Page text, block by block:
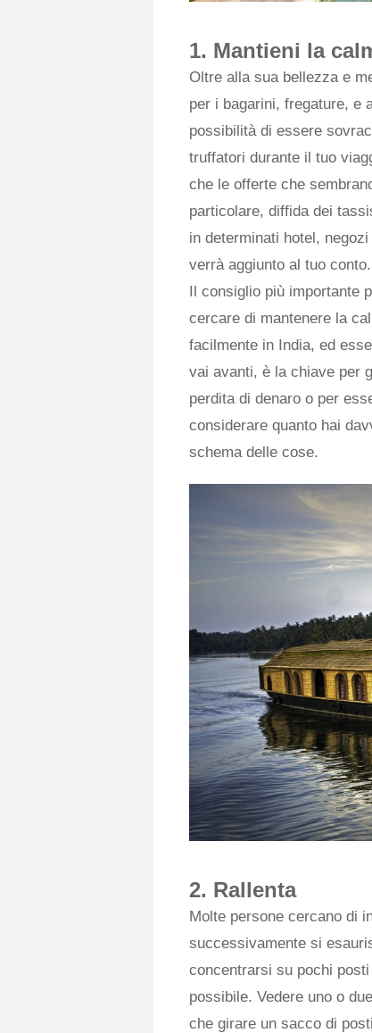
1. Mantieni la
Oltre alla sua bellezza e
per i bagarini, fregature, e
possibilità di essere
truffatori durante il tuo
che le offerte che
particolare, diffida dei
in determinati hotel,
verrà aggiunto al tuo conto.
Il consiglio più importante
cercare di mantenere la
facilmente in India, ed
vai avanti, è la chiave per
perdita di denaro o per
considerare quanto hai
schema delle cose.
2. Rallenta
Molte persone cercano di
successivamente si
concentrarsi su pochi
possibile. Vedere uno o
che girare un sacco di